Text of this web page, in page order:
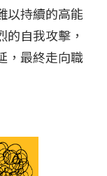
以持續的高能
自我攻擊，
，最終走向職